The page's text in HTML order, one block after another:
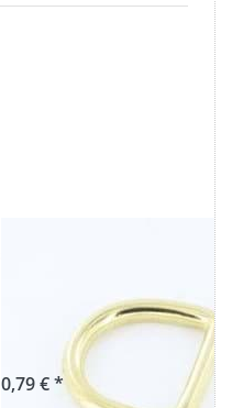
Innenmaß - 1
Stück
0,79 € *